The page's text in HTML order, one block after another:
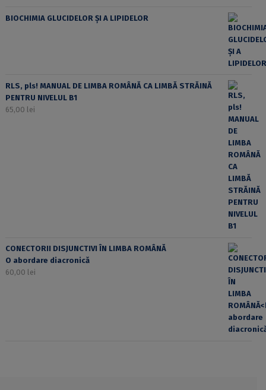
BIOCHIMIA GLUCIDELOR ȘI A LIPIDELOR
RLS, pls! MANUAL DE LIMBA ROMÂNĂ CA LIMBĂ STRĂINĂ
PENTRU NIVELUL B1
65,00 lei
CONECTORII DISJUNCTIVI ÎN LIMBA ROMÂNĂ
O abordare diacronică
60,00 lei